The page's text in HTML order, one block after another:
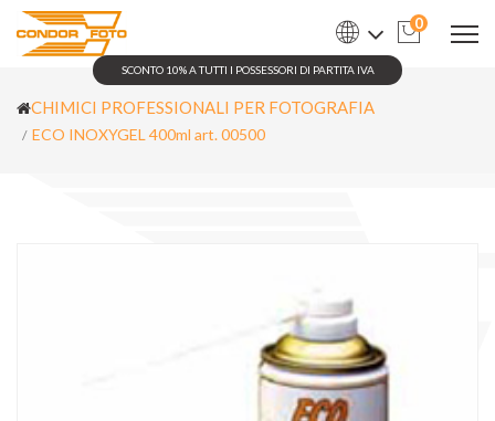
SCONTO 10% A TUTTI I POSSESSORI DI PARTITA IVA
0
CHIMICI PROFESSIONALI PER FOTOGRAFIA
ECO INOXYGEL 400ml art. 00500